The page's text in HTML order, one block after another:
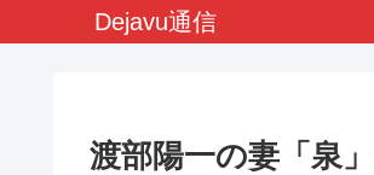
Dejavu通信
渡部陽一の妻「泉